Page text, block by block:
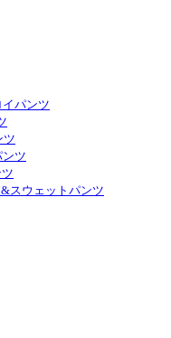
イパンツ
ツ
ンツ
スウェットパンツ